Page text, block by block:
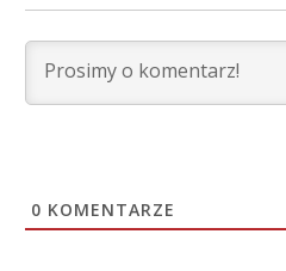
0 KOMENTARZE